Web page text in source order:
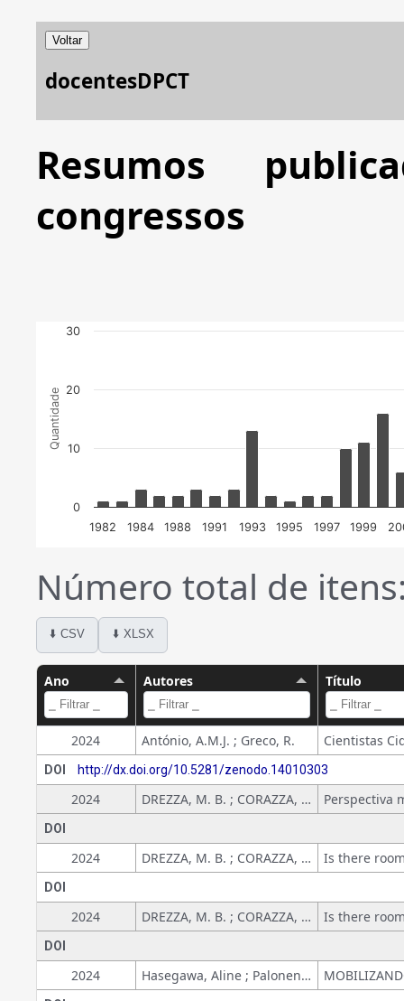
Voltar
docentesDPCT
Resumos
congressos
Quantidade
1982 1984 1988 1991 1993 1995 1997 1999
0
10
20
30
Número total de
⬇️ CSV ⬇️ XLSX
Ano Autores Título
2024 António, A.M.J. ; Greco, R.
DOI http://dx.doi.org/10.5281/zenodo.14010303
2024 DREZZA, M. B. ; CORAZZA, ROSANA ICASSATTI
DOI
2024 DREZZA, M. B. ; CORAZZA, ROSANA ICASSATTI
DOI
2024 DREZZA, M. B. ; CORAZZA, ROSANA ICASSATTI
DOI
2024 Hasegawa, Aline ; Palonen, Emilia ; Villen, G. ; Carrilho, Kleber ; Gitahy, Leda